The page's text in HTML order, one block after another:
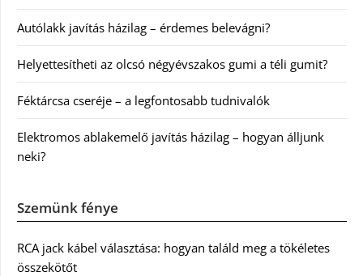
Autólakk javítás házilag – érdemes belevágni?
Helyettesítheti az olcsó négyévszakos gumi a téli gumit?
Féktárcsa cseréje – a legfontosabb tudnivalók
Elektromos ablakemelő javítás házilag – hogyan álljunk
neki?
Szemünk fénye
RCA jack kábel választása: hogyan találd meg a tökéletes
összekötőt